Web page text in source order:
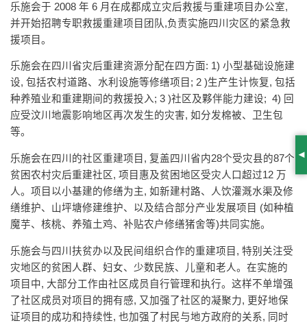
乐施会于 2008 年 6 月在成都成立灾后救援与重建项目办公室,
并开始招聘专职救援重建项目团队,负责实施四川灾区的紧急救
援项目。
乐施会在四川省灾后重建资源分配在四方面: 1) 小型基础设施建
设, 包括农村道路、水利设施等修缮项目; 2 )生产生计恢复, 包括
种养殖业和重建期间的救援投入; 3 )社区及夥伴能力建设; 4) 回
应受汶川地震影响地区再次发生的灾害, 如分发棉被、卫生包
等。
乐施会在四川的社区重建项目, 复盖四川省内28个受灾县的87个
贫困农村灾后重建社区, 项目惠及贫困地区受灾人口超过12 万
人。项目以小基建的修缮为主, 如新建村路、人饮灌溉水渠及修
缮维护、山坪塘修建维护、以及结合部分产业发展项目 (如种植
魔芋、核桃、养殖土鸡、补贴农户修缮猪舍等)共同实施。
乐施会与四川扶贫办以及民间组织合作的重建项目, 特别关注受
灾地区的贫困人群、妇女、少数民族、儿童和老人。在实施的
项目中, 大部分工作由社区成员自行管理和执行。这样不单增强
了社区成员对项目的拥有感, 又加强了社区的凝聚力, 更好地保
证项目的成功和持续性, 也加强了村民与地方政府的关系, 同时